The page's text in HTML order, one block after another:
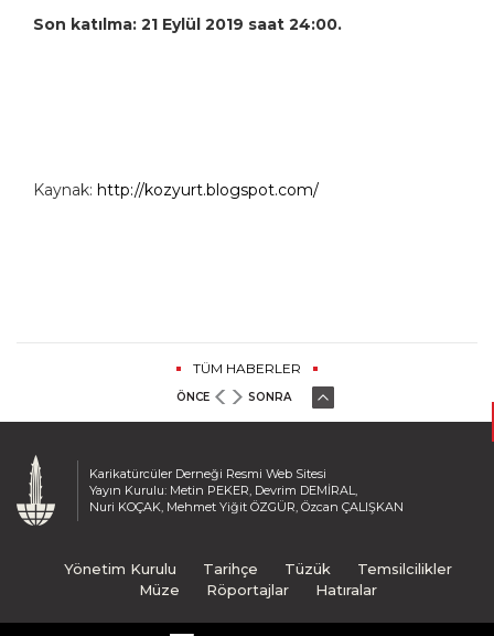
Son katılma: 21 Eylül 2019 saat 24:00.
Kaynak: http://kozyurt.blogspot.com/
TÜM HABERLER
ÖNCE SONRA
Karikatürcüler Derneği Resmi Web Sitesi
Yayın Kurulu: Metin PEKER, Devrim DEMİRAL,
Nuri KOÇAK, Mehmet Yiğit ÖZGÜR, Özcan ÇALIŞKAN
Yönetim Kurulu Tarihçe Tüzük
Temsilcilikler
Müze
Röportajlar Hatıralar